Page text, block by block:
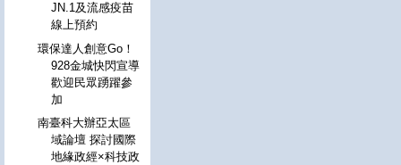
JN.1及流感疫苗
線上預約
環保達人創意Go！
928金城快閃宣導
歡迎民眾踴躍參
加
南臺科大辦亞太區
域論壇 探討國際
地緣政經×科技政